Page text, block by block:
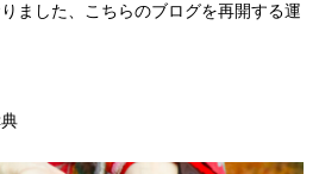
ました、こちらのブログを再開する運